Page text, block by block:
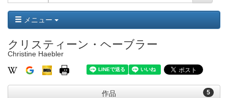
ョ
ン
メニュー
クリスティーン・ヘーブラー
Christine Haebler
5
作品